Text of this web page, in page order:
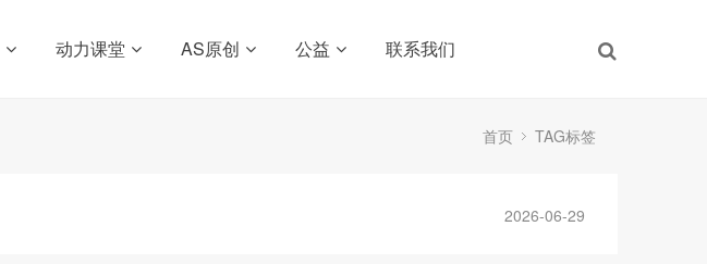
动力课堂 AS原创 公益 联系我们
首页 TAG标签
2026-06-29